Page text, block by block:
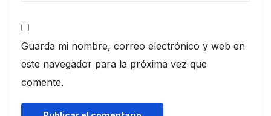
Guarda mi nombre, correo electrónico y web en
este navegador para la próxima vez que
comente.